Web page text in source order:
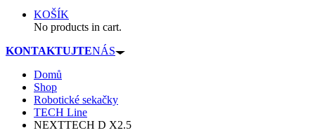
KOŠÍK
No products in cart.
KONTAKTUJTENÁS
Domů
Shop
Robotické sekačky
TECH Line
NEXTTECH D X2.5